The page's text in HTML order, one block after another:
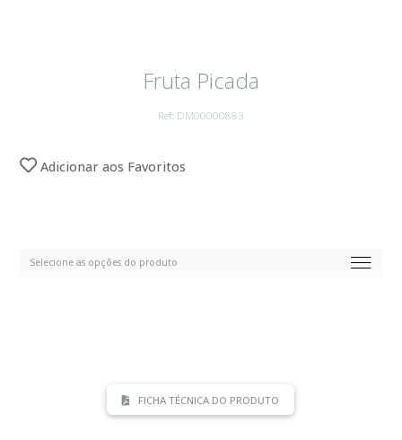
Fruta Picada
Ref: DM00000883
Adicionar aos Favoritos
FICHA TÉCNICA DO PRODUTO